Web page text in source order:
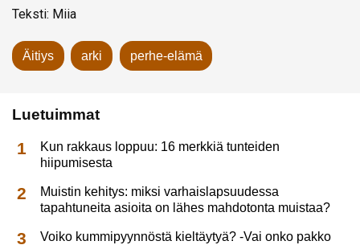
Teksti: Miia
Äitiys arki perhe-elämä
Luetuimmat
Kun rakkaus loppuu: 16 merkkiä tunteiden
hiipumisesta
Muistin kehitys: miksi varhaislapsuudessa
tapahtuneita asioita on lähes mahdotonta muistaa?
Voiko kummipyynnöstä kieltäytyä? -Vai onko pakko